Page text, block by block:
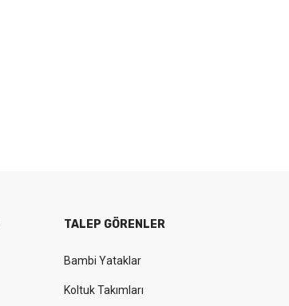
TALEP GÖRENLER
Bambi Yataklar
Koltuk Takımları